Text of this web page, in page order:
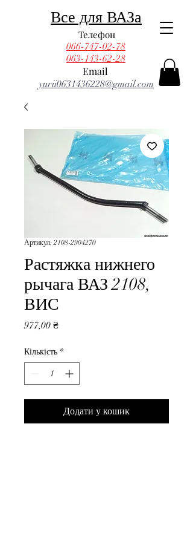
Email
Телефон
yurii0631436228@gmail.com
066-747-02-78
Все для ВАЗа
063-143-62-28
Артикул: 2108-2904270
Растяжка нижнего
рычага ВАЗ 2108,
ВИС
977,00 ₴Ціна
Кількість *
Додати у кошик